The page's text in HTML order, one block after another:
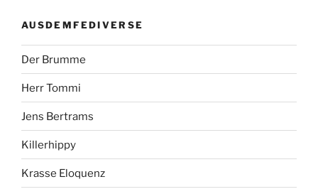
AUSDEMFEDIVERSE
Der Brumme
Herr Tommi
Jens Bertrams
Killerhippy
Krasse Eloquenz